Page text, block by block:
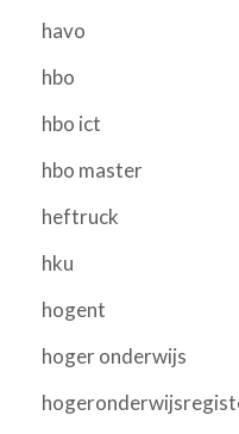
havo
hbo
hbo ict
hbo master
heftruck
hku
hogent
hoger onderwijs